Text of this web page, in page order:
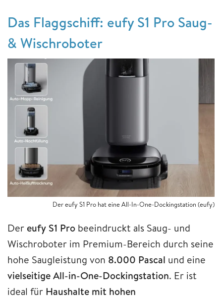
Das Flaggschiff: eufy S1 Pro Saug-
& Wischroboter
Der eufy S1 Pro hat eine All-In-One-Dockingstation (eufy)
Der eufy S1 Pro beeindruckt als Saug- und
Wischroboter im Premium-Bereich durch seine
hohe Saugleistung von 8.000 Pascal und eine
vielseitige All-in-One-Dockingstation. Er ist
ideal für Haushalte mit hohen